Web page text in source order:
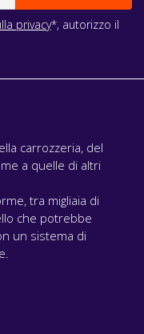
privacy*, autorizzo il
carrozzeria, del
a quelle di altri
tra migliaia di
che potrebbe
un sistema di